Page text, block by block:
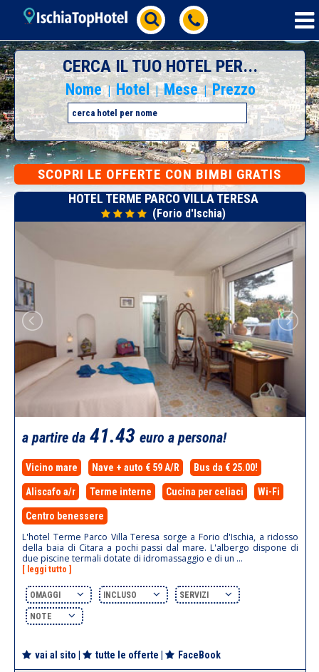
CERCA IL TUO HOTEL PER...
Nome | Hotel | Mese | Prezzo
SCOPRI LE OFFERTE CON BIMBI GRATIS
HOTEL TERME PARCO VILLA TERESA
(Forio d'Ischia)
a partire da 41.43 euro a persona!
Vicino mare Nave + auto € 59 A/R Bus da € 25.00!
Aliscafo a/r Terme interne Cucina per celiaci Wi-Fi
Centro benessere
L'hotel Terme Parco Villa Teresa sorge a Forio d'Ischia, a ridosso
della baia di Citara a pochi passi dal mare. L'albergo dispone di
due piscine termali dotate di idromassaggio e di un ...
[ leggi tutto ]
OMAGGI INCLUSO SERVIZI
NOTE
vai al sito tutte le offerte FaceBook